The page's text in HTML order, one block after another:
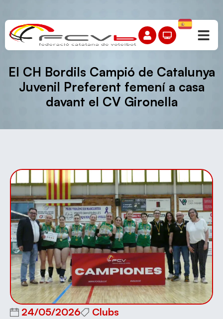
El CH Bordils Campió de Catalunya
Juvenil Preferent femení a casa
davant el CV Gironella
24/05/2026 Clubs